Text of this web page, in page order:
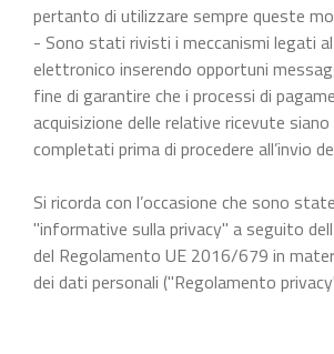
pertanto di utilizzare sempre queste
- Sono stati rivisti i meccanismi legati
elettronico inserendo opportuni
fine di garantire che i processi di
acquisizione delle relative ricevute
completati prima di procedere all’invio
Si ricorda con l’occasione che sono
"informative sulla privacy" a seguito
del Regolamento UE 2016/679 in
dei dati personali ("Regolamento